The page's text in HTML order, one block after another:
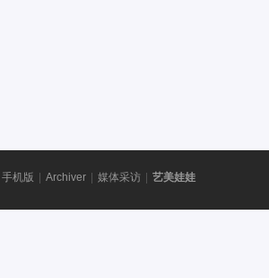
手机版 Archiver 媒体采访 艺美娃娃